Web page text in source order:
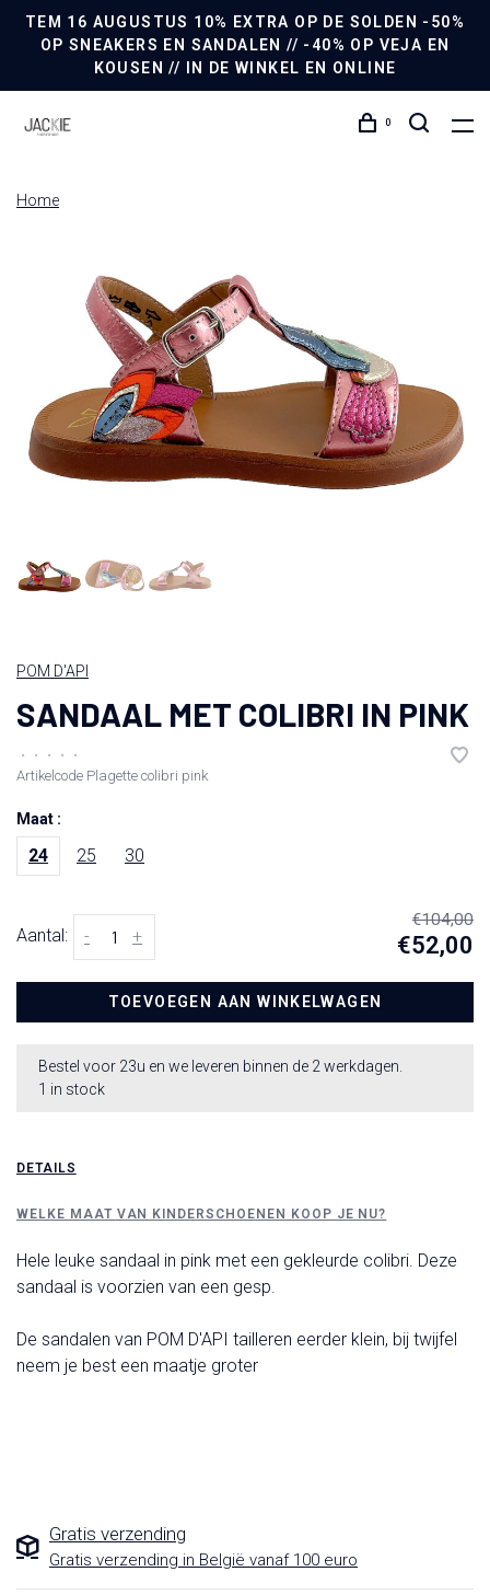
TEM 16 AUGUSTUS 10% EXTRA OP DE SOLDEN -50%
OP SNEAKERS EN SANDALEN // -40% OP VEJA EN
KOUSEN // IN DE WINKEL EN ONLINE
0
Home
POM D'API
SANDAAL MET COLIBRI IN PINK
• • • •
•
Artikelcode Plagette colibri pink
Maat :
24 25 30
Aantal: +
-
€104,00
€52,00
TOEVOEGEN AAN WINKELWAGEN
Bestel voor 23u en we leveren binnen de 2 werkdagen.
1 in stock
DETAILS
WELKE MAAT VAN KINDERSCHOENEN KOOP JE NU?
Hele leuke sandaal in pink met een gekleurde colibri. Deze
sandaal is voorzien van een gesp.
De sandalen van POM D'API tailleren eerder klein, bij twijfel
neem je best een maatje groter
Gratis verzending
Gratis verzending in België vanaf 100 euro